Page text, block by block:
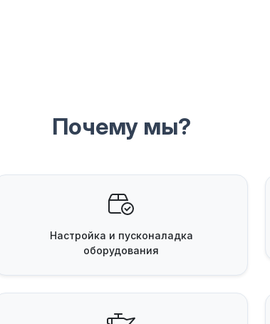
Почему мы?
Настройка и пусконаладка
оборудования